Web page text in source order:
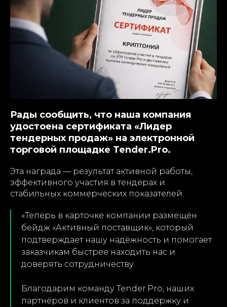
Рады сообщить, что наша компания
удостоена сертификата «Лидер
тендерных продаж» на электронной
торговой площадке Tender.Pro.
Эта награда — результат активной работы,
эффективного участия в тендерах и
стабильных коммерческих показателей.
«Теперь в карточке компании размещён
бейдж «Активный поставщик», который
подтверждает нашу надёжность и помогает
заказчикам быстрее находить нас и
доверять сотрудничеству.
Благодарим команду Tender.Pro, наших
партнёров и клиентов за поддержку и